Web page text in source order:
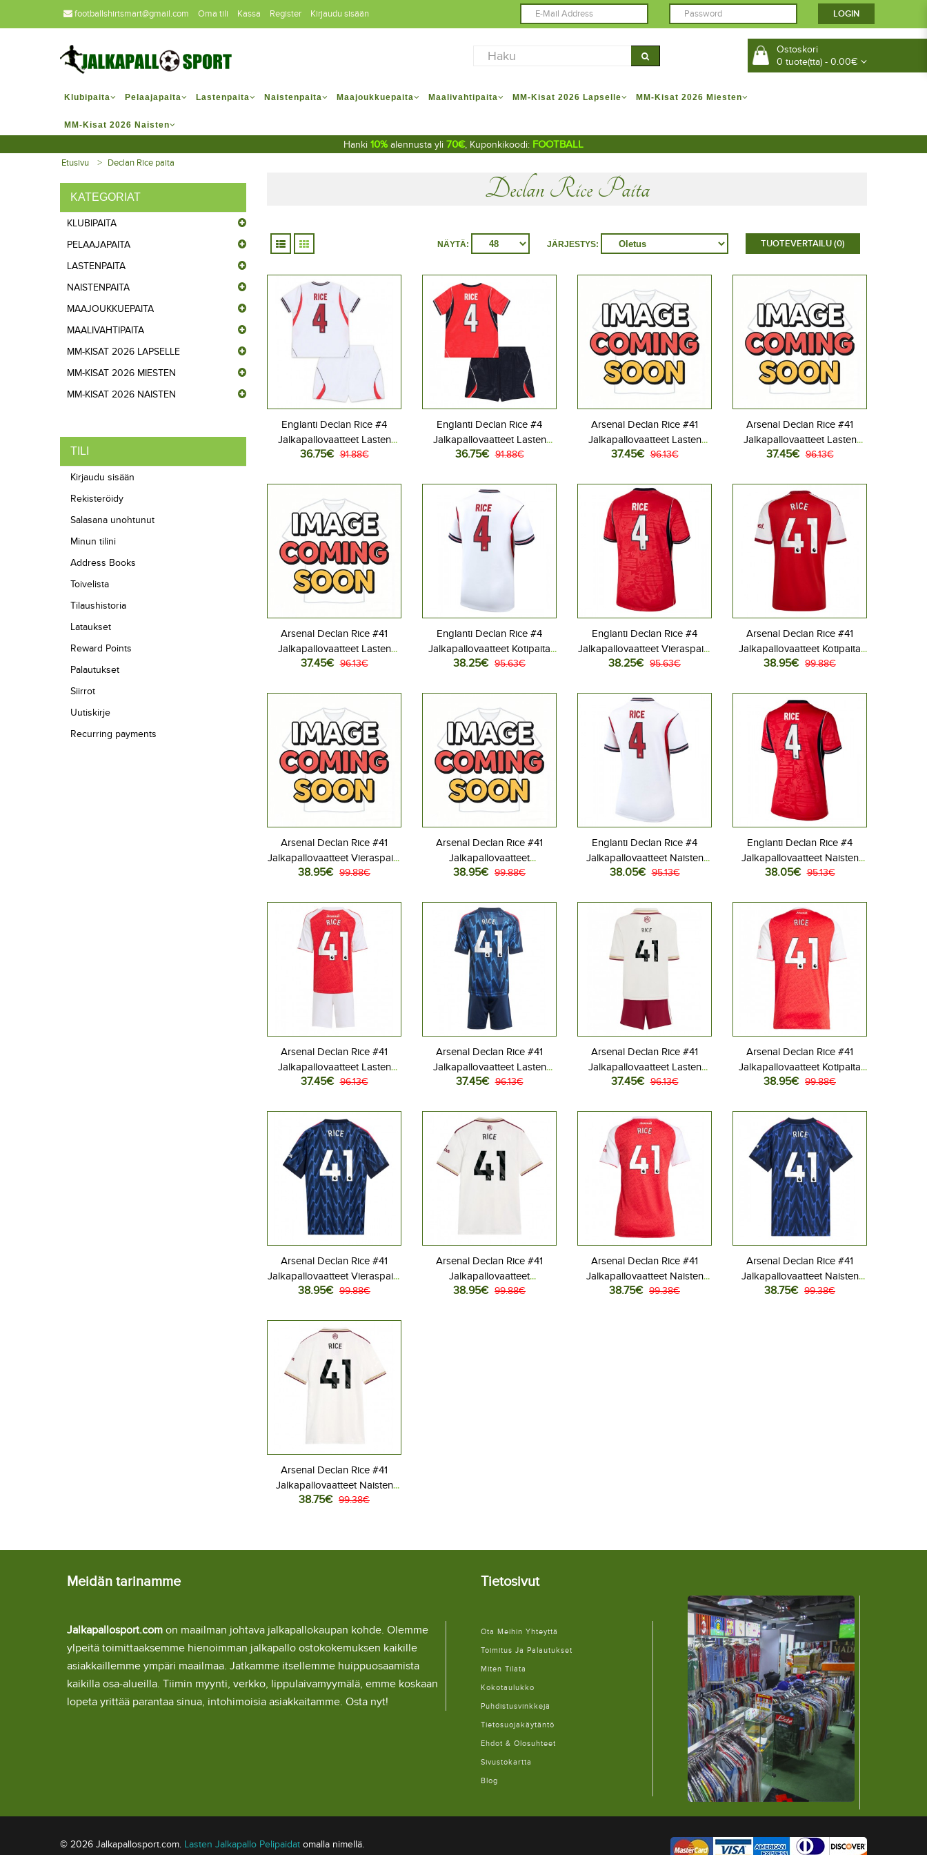
footballshirtsmart@gmail.com Oma tili Kassa Register Kirjaudu sisään
Ostoskori
0 tuote(tta) - 0.00€
Klubipaita Pelaajapaita Lastenpaita Naistenpaita Maajoukkuepaita Maalivahtipaita MM-Kisat 2026 Lapselle MM-Kisat 2026 Miesten
MM-Kisat 2026 Naisten
Hanki 10% alennusta yli 70€, Kuponkikoodi: FOOTBALL
Etusivu Declan Rice paita
KATEGORIAT
KLUBIPAITA
PELAAJAPAITA
LASTENPAITA
NAISTENPAITA
MAAJOUKKUEPAITA
MAALIVAHTIPAITA
MM-KISAT 2026 LAPSELLE
MM-KISAT 2026 MIESTEN
MM-KISAT 2026 NAISTEN
TILI
Kirjaudu sisään
Rekisteröidy
Salasana unohtunut
Minun tilini
Address Books
Toivelista
Tilaushistoria
Lataukset
Reward Points
Palautukset
Siirrot
Uutiskirje
Recurring payments
Declan Rice Paita
TUOTEVERTAILU (0)
JÄRJESTYS:
NÄYTÄ:
Englanti Declan Rice #4
Jalkapallovaatteet Lasten
Kotipeliasu MM-kisat 2026
housut)
36.75€ 91.88€
Englanti Declan Rice #4
Jalkapallovaatteet Lasten
Vieraspeliasu MM-kisat 2026
housut)
36.75€ 91.88€
Arsenal Declan Rice #41
Jalkapallovaatteet Lasten
Kotipeliasu 2026-27
housut)
37.45€ 96.13€
Arsenal Declan Rice #41
Jalkapallovaatteet Lasten
Vieraspeliasu 2026-27
housut)
37.45€ 96.13€
Arsenal Declan Rice #41
Jalkapallovaatteet Lasten
Kolmas peliasu 2026-27
housut)
37.45€ 96.13€
Englanti Declan Rice #4
Jalkapallovaatteet Kotipaita
MM-kisat 2026 Lyhythihainen
38.25€ 95.63€
Englanti Declan Rice #4
Jalkapallovaatteet Vieraspaita
MM-kisat 2026 Lyhythihainen
38.25€ 95.63€
Arsenal Declan Rice #41
Jalkapallovaatteet Kotipaita
2026-27 Lyhythihainen
38.95€ 99.88€
Arsenal Declan Rice #41
Jalkapallovaatteet Vieraspaita
2026-27 Lyhythihainen
38.95€ 99.88€
Arsenal Declan Rice #41
Jalkapallovaatteet
Kolmaspaita 2026-27
38.95€ 99.88€
Englanti Declan Rice #4
Jalkapallovaatteet Naisten
Kotipaita MM-kisat 2026
38.05€ 95.13€
Englanti Declan Rice #4
Jalkapallovaatteet Naisten
Vieraspaita MM-kisat 2026
38.05€ 95.13€
Arsenal Declan Rice #41
Jalkapallovaatteet Lasten
Kotipeliasu 2025-26
housut)
37.45€ 96.13€
Arsenal Declan Rice #41
Jalkapallovaatteet Lasten
Vieraspeliasu 2025-26
housut)
37.45€ 96.13€
Arsenal Declan Rice #41
Jalkapallovaatteet Lasten
Kolmas peliasu 2025-26
housut)
37.45€ 96.13€
Arsenal Declan Rice #41
Jalkapallovaatteet Kotipaita
2025-26 Lyhythihainen
38.95€ 99.88€
Arsenal Declan Rice #41
Jalkapallovaatteet Vieraspaita
2025-26 Lyhythihainen
38.95€ 99.88€
Arsenal Declan Rice #41
Jalkapallovaatteet
Kolmaspaita 2025-26
38.95€ 99.88€
Arsenal Declan Rice #41
Jalkapallovaatteet Naisten
Kotipaita 2025-26
38.75€ 99.38€
Arsenal Declan Rice #41
Jalkapallovaatteet Naisten
Vieraspaita 2025-26
38.75€ 99.38€
Arsenal Declan Rice #41
Jalkapallovaatteet Naisten
Kolmaspaita 2025-26
38.75€ 99.38€
Meidän tarinamme
Jalkapallosport.com on maailman johtava jalkapallokaupan kohde. Olemme
ylpeitä toimittaaksemme hienoimman jalkapallo ostokokemuksen kaikille
asiakkaillemme ympäri maailmaa. Jatkamme itsellemme huippuosaamista
kaikilla osa-alueilla. Tiimin myynti, verkko, lippulaivamyymälä, emme koskaan
lopeta yrittää parantaa sinua, intohimoisia asiakkaitamme. Osta nyt!
Tietosivut
Ota Meihin Yhteyttä
Toimitus Ja Palautukset
Miten Tilata
Kokotaulukko
Puhdistusvinkkejä
Tietosuojakäytäntö
Ehdot & Olosuhteet
Sivustokartta
Blog
© 2026 Jalkapallosport.com. Lasten Jalkapallo Pelipaidat omalla nimellä.